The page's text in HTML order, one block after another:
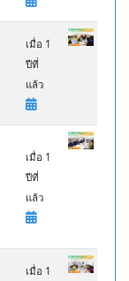
เมื่อ 1
ปีที่
แล้ว
เมื่อ 1
ปีที่
แล้ว
เมื่อ 1